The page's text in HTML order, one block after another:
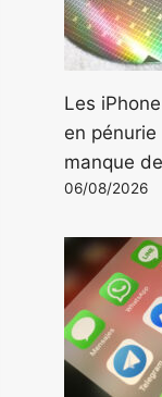
Les
en
manque
06/08/2026